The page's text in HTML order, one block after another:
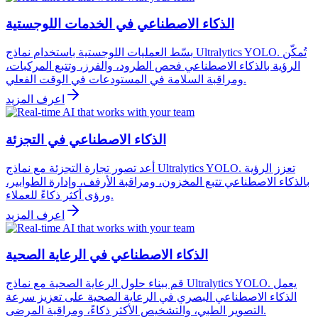
الذكاء الاصطناعي في الخدمات اللوجستية
بسّط العمليات اللوجستية باستخدام نماذج Ultralytics YOLO. تُمكّن
الرؤية بالذكاء الاصطناعي فحص الطرود، والفرز، وتتبع المركبات،
ومراقبة السلامة في المستودعات في الوقت الفعلي.
اعرف المزيد
الذكاء الاصطناعي في التجزئة
أعد تصور تجارة التجزئة مع نماذج Ultralytics YOLO. تعزز الرؤية
بالذكاء الاصطناعي تتبع المخزون، ومراقبة الأرفف، وإدارة الطوابير،
ورؤى أكثر ذكاءً للعملاء.
اعرف المزيد
الذكاء الاصطناعي في الرعاية الصحية
قم ببناء حلول الرعاية الصحية مع نماذج Ultralytics YOLO. يعمل
الذكاء الاصطناعي البصري في الرعاية الصحية على تعزيز سرعة
التصوير الطبي، والتشخيص الأكثر ذكاءً، ومراقبة المرضى.